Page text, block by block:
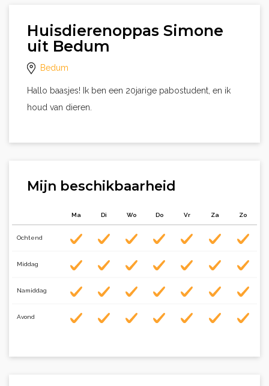
Huisdierenoppas Simone
uit Bedum
Bedum
Hallo baasjes! Ik ben een 20jarige pabostudent, en ik
houd van dieren.
Mijn beschikbaarheid
Ma Di Wo Do Vr Za Zo
Ochtend
Middag
Namiddag
Avond